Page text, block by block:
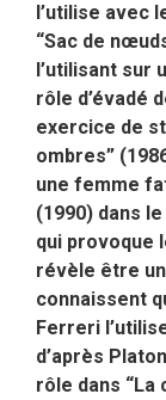
l’utilise avec
“Sac de
l’utilisant sur
rôle d’évadé
exercice de
ombres”
une femme
(1990) dans
qui provoque
révèle être
connaissent
Ferreri
d’après
rôle dans “La